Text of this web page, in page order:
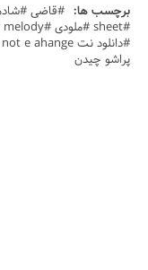
برچسب ها: #قاضی
پراشو چیدن